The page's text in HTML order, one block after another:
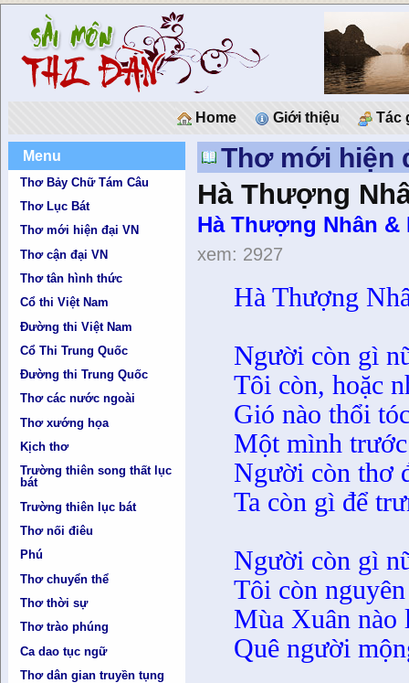
Home Giới thiệu Tác
Menu
Thơ Bảy Chữ Tám Câu
Thơ Lục Bát
Thơ mới hiện đại VN
Thơ cận đại VN
Thơ tân hình thức
Cổ thi Việt Nam
Đường thi Việt Nam
Cổ Thi Trung Quốc
Đường thi Trung Quốc
Thơ các nước ngoài
Thơ xướng họa
Kịch thơ
Trường thiên song thất lục
bát
Trường thiên lục bát
Thơ nối điêu
Phú
Thơ chuyển thể
Thơ thời sự
Thơ trào phúng
Ca dao tục ngữ
Thơ dân gian truyền tụng
Thơ mới hiện
Hà Thượng
Hà Thượng Nhân &
xem: 2927
Hà Thượng
Người còn gì
Tôi còn, hoặc
Gió nào thổi
Một mình
Người còn thơ
Ta còn gì để
Người còn gì
Tôi còn
Mùa Xuân nào
Quê người